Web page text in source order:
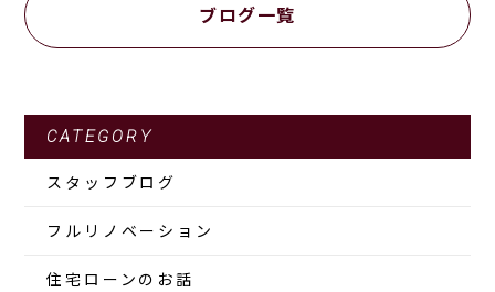
ブログ一覧
CATEGORY
スタッフブログ
フルリノベーション
住宅ローンのお話